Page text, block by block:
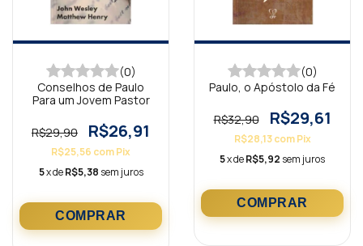
(0)
Conselhos de Paulo
Para um Jovem Pastor
R$29,90 R$26,91
R$25,56 comPix
5x deR$5,38 sem juros
(0)
Paulo, o Apóstolo da Fé
R$32,90 R$29,61
R$28,13com Pix
5x deR$5,92 sem juros